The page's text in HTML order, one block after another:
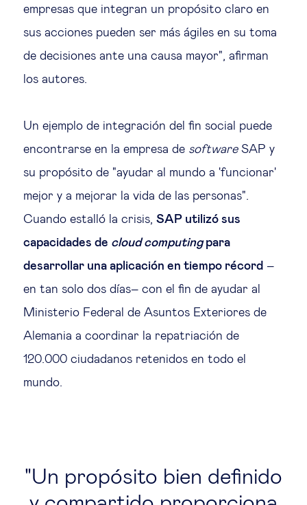
empresas que integran un propósito claro en
sus acciones pueden ser más ágiles en su toma
de decisiones ante una causa mayor", afirman
los autores.
Un ejemplo de integración del fin social puede
encontrarse en la empresa de softwareSAP y
su propósito de "ayudar al mundo a 'funcionar'
mejor y a mejorar la vida de las personas".
Cuando estalló la crisis, SAP utilizó sus
capacidades de cloud computingpara
desarrollar una aplicación en tiempo récord –
en tan solo dos días– con el fin de ayudar al
Ministerio Federal de Asuntos Exteriores de
Alemania a coordinar la repatriación de
120.000 ciudadanos retenidos en todo el
mundo.
Un propósito bien definido